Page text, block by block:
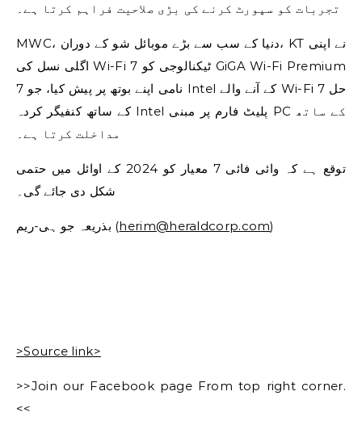
تجربات کو سپورٹ کرنے کی بڑی صلاحیت فراہم کرتا ہے۔
MWC، دنیا کے سب سے بڑے موبائل شو کے دوران، KT نے اپنی
اگلی نسل کی Wi-Fi 7 ٹیکنالوجی کو GiGA Wi-Fi Premium
7 نامی اپنے بوتھ پر پیش کیا، جو Intel کے آنے والے Wi-Fi 7 حل
کے ساتھ کنفیگر کردہ Intel پلیٹ فارم پر مبنی PC کے ساتھ
مداخلت کرتا ہے۔
توقع ہے کہ وائی فائی 7 معیار کو 2024 کے اوائل میں حتمی
شکل دی جائے گی۔
بذریعہ جو ہی-ریم (herim@heraldcorp.com)
>Source link>
>>Join our Facebook page From top right corner.
<<